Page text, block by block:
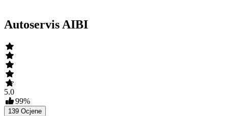
Autoservis AIBI
5.0
99%
139 Ocjene